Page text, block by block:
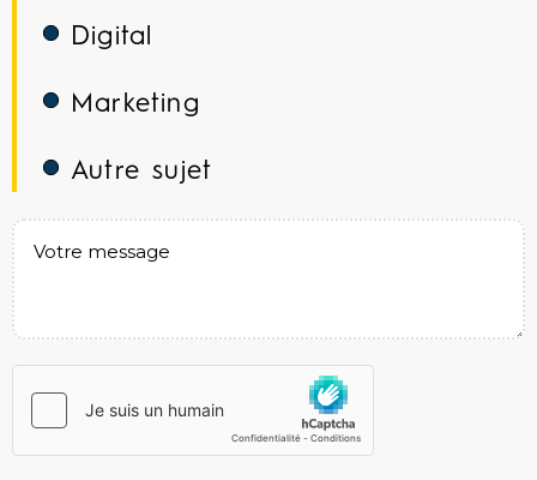
Digital
Marketing
Autre sujet